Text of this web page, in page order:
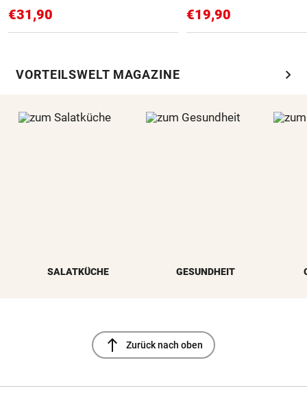
€31,90 €19,90
VORTEILSWELT MAGAZINE chevron_right
SALATKÜCHE GESUNDHEIT
north Zurück nach oben